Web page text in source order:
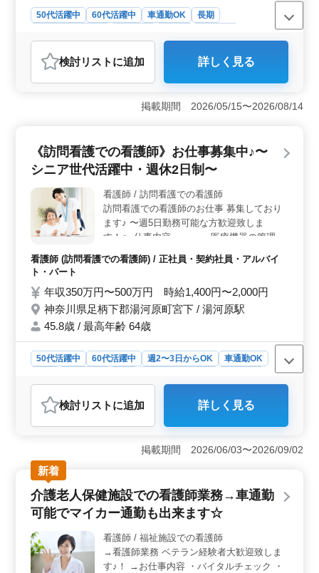
50代活躍中 60代活躍中 車通勤OK
長期
おすすめポイント
＜勤務環境＞ 夜勤がなく、働きやすく長期的に働ける
環境が整っています。休日は4週8休制を採用しており、
ワークライフバランスを重視する方に適していま
としています。50代、60代が活躍中で、中高年の方でも
安心して働ける環境が整っています。 ＜給与・福利
の給与。雇用・労災・健康・厚生の各種社会保険に加え
て、通勤手当が実費支給され、福利厚生面も充実してお
ります。
検討リスト に追加 詳しく見る
掲載期間 2026/05/15〜2026/08/14
《訪問看護での看護師》お仕事募集中♪〜
シニア世代活躍中・週休2日制〜
看護師 / 訪問看護での看護師
訪問看護での看護師のお仕事 募集しており
ます♪ 〜週5日勤務可能な方歓迎致しま
す！〜 仕事内容・・・ →医療機器の管理・
指導、認知症と精神疾患のケア等の看護業務
ポイント・・・ →駅から徒歩10分ほど、車
代歓迎 勤務時間帯相談可能！シニア女性活
躍中の職場！ 是非今までの経験を活かして
頂ける方のご応募お待ちしております♪
看護師 (訪問看護での看護師) / 正社員・契約社員・アルバイ
ト・パート
年収350万円〜500万円 時給1,400円〜2,000円
神奈川県足柄下郡湯河原町宮下 / 湯河原駅
45.8歳 / 最高年齢 64歳
50代活躍中 60代活躍中 週2〜3日からOK
車通勤OK
アルバイト・パート
おすすめポイント
＜シニア世代活躍中・週休2日制＞ 訪問看護での看護師
募集中です。シニア世代の方々が活躍する職場になって
います。週休2日制で、残業も少なめです。駅から徒歩10
分でアクセス良好、車通勤も可能です。 ＜業務内容
＞ 医療機器の管理・指導や認知症と精神疾患のケアな
ど、多岐にわたる看護業務を担当していただきます。週5
日勤務可能な方を歓迎します。勤務時間帯も相談可能
＞ シニア女性が活躍する職場で、経験豊富な方々と共
に働けるところも魅力です。勤務時間や休日制度が整っ
ており、ワークライフバランスを重視した働き方が可能
検討リスト に追加 詳しく見る
掲載期間 2026/06/03〜2026/09/02
新着
介護老人保健施設での看護師業務→車通勤
可能でマイカー通勤も出来ます☆
看護師 / 福祉施設での看護師
→看護師業務 ベテラン経験者大歓迎致しま
す♪！ →お仕事内容 ・バイタルチェック ・